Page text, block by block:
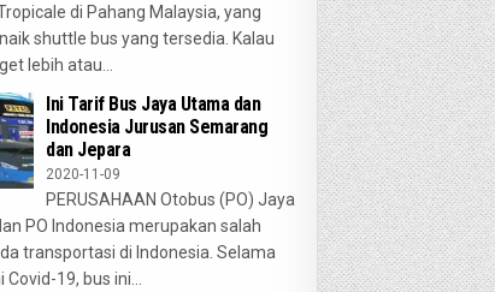
di Pahang Malaysia, yang
shuttle bus yang tersedia. Kalau
lebih atau...
Ini Tarif Bus Jaya Utama dan
Indonesia Jurusan Semarang
dan Jepara
2020-11-09
PERUSAHAAN Otobus (PO) Jaya
PO Indonesia merupakan salah
transportasi di Indonesia. Selama
19, bus ini...